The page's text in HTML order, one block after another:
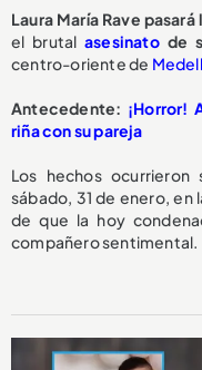
Laura María Rave pasará
el brutalasesinatode
centro-oriente de
Antecedente: ¡Horror!
riña con su pareja
Los hechos
sábado, 31 de enero, en
de que la hoy
compañero sentimental.